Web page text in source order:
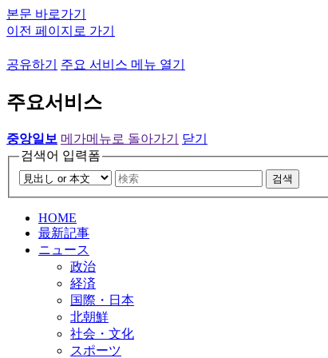
본문 바로가기
이전 페이지로 가기
공유하기 주요 서비스 메뉴 열기
주요서비스
중앙일보 메가메뉴로 돌아가기
닫기
검색어 입력폼
검색
HOME
最新記事
ニュース
政治
経済
国際・日本
北朝鮮
社会・文化
スポーツ